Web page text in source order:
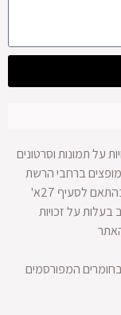
על תמונות וסרטונים
ברחבי הרשת
ולא מתאפשרת הגעה למקור החומר הויזאולי, לכן בהתאם לסעיף 27א'
בעלות על זכויות
המפורסמים